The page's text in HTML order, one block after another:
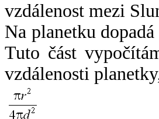
vzdálenost mezi
Na planetku
Tuto část
vzdálenosti